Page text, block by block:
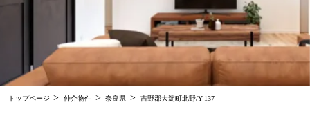
トップページ >仲介物件 >奈良県 > 吉野郡大淀町北野/Y-137